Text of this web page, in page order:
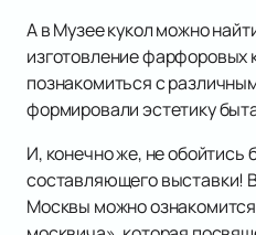
А в Музее кукол можно
изготовление фарфоровых
познакомиться с
формировали эстетику
И, конечно же, не обойтись
составляющего выставки!
Москвы можно